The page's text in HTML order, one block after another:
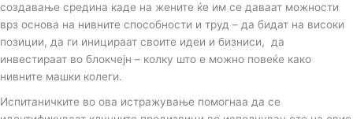
создавање средина каде на жените ќе им се даваат можности
врз основа на нивните способности и труд – да бидат на високи
позиции, да ги иницираат своите идеи и бизниси, да
инвестираат во блокчејн – колку што е можно повеќе како
нивните машки колеги.
Испитаничките во ова истражување помогнаа да се